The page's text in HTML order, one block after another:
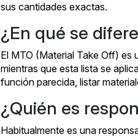
sus cantidades exactas.
¿En qué se
El MTO (Material Take Off)
mientras que esta lista se
función parecida, listar
¿Quién es
Habitualmente es una